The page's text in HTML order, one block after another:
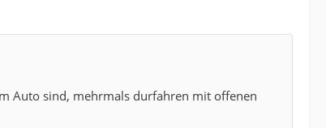
Auto sind, mehrmals durfahren mit offenen